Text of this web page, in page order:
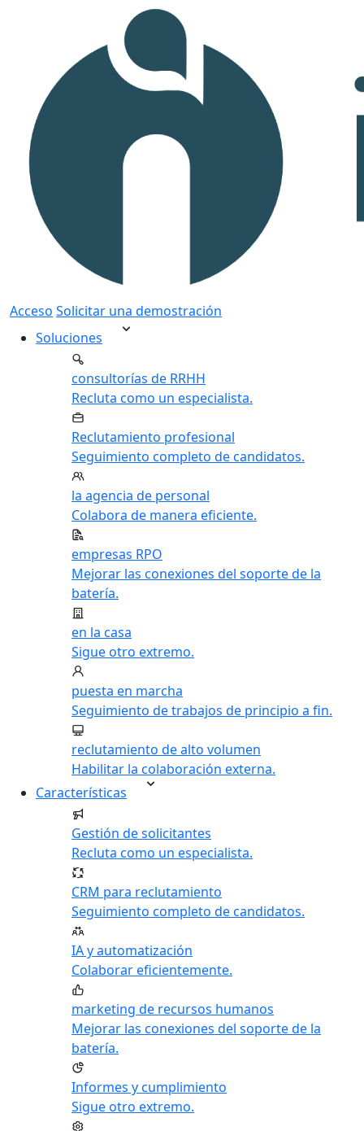
Acceso Solicitar una demostración
Soluciones
consultorías de RRHH
Recluta como un especialista.
Reclutamiento profesional
Seguimiento completo de candidatos.
la agencia de personal
Colabora de manera eficiente.
empresas RPO
Mejorar las conexiones del soporte de la
batería.
en la casa
Sigue otro extremo.
puesta en marcha
Seguimiento de trabajos de principio a fin.
reclutamiento de alto volumen
Habilitar la colaboración externa.
Características
Gestión de solicitantes
Recluta como un especialista.
CRM para reclutamiento
Seguimiento completo de candidatos.
IA y automatización
Colaborar eficientemente.
marketing de recursos humanos
Mejorar las conexiones del soporte de la
batería.
Informes y cumplimiento
Sigue otro extremo.